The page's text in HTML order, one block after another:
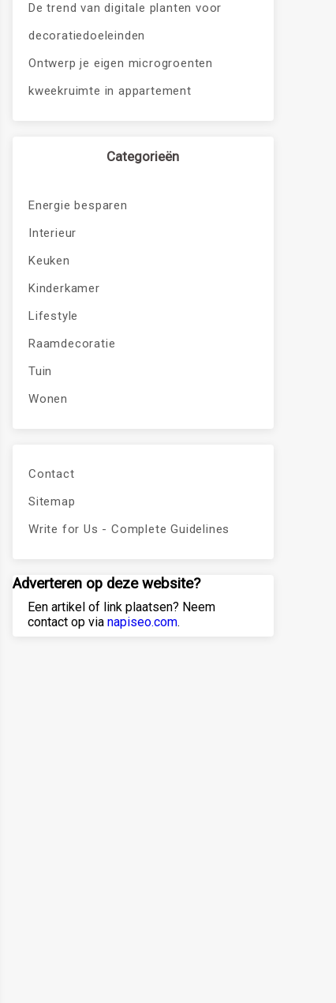
De trend van digitale planten voor
decoratiedoeleinden
Ontwerp je eigen microgroenten
kweekruimte in appartement
Categorieën
Energie besparen
Interieur
Keuken
Kinderkamer
Lifestyle
Raamdecoratie
Tuin
Wonen
Contact
Sitemap
Write for Us - Complete Guidelines
Adverteren op deze website?
Een artikel of link plaatsen? Neem
contact op via napiseo.com.